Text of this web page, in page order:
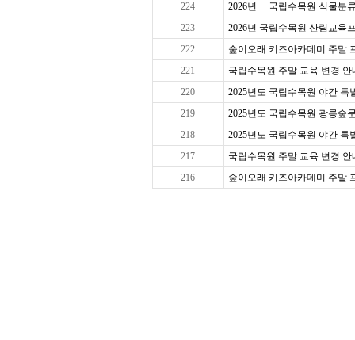
224
2026년 「국립수목원 식물분
223
2026년 국립수목원 산림교육
222
숲이오래 키즈아카데미 주말
221
국립수목원 주말 교육 변경 안
220
2025년도 국립수목원 야간 특
219
2025년도 국립수목원 광릉숲
218
2025년도 국립수목원 야간 특
217
국립수목원 주말 교육 변경
216
숲이오래 키즈아카데미 주말